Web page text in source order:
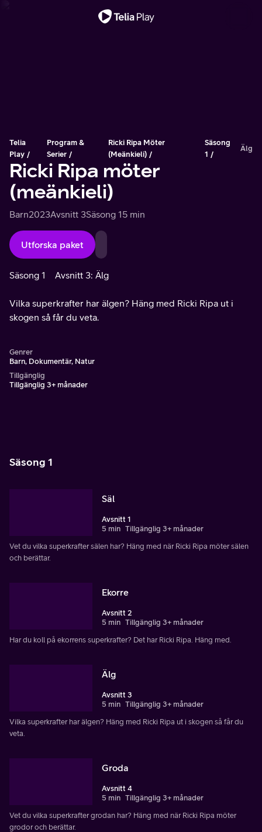
Telia
Play
Program &
Serier
Ricki Ripa Möter
(meänkieli)
Säsong
1
Älg
Ricki Ripa möter
(meänkieli)
Barn2023Avsnitt 3Säsong 15 min
Utforska paket
Säsong 1 Avsnitt 3: Älg
Vilka superkrafter har älgen? Häng med Ricki Ripa ut i
skogen så får du veta.
Genrer
Barn, Dokumentär, Natur
Tillgänglig
Tillgänglig 3+ månader
Säsong 1
Säl
Avsnitt 1
5 min Tillgänglig 3+ månader
Vet du vilka superkrafter sälen har? Häng med när Ricki Ripa möter sälen
och berättar.
Ekorre
Avsnitt 2
5 min Tillgänglig 3+ månader
Har du koll på ekorrens superkrafter? Det har Ricki Ripa. Häng med.
Älg
Avsnitt 3
5 min Tillgänglig 3+ månader
Vilka superkrafter har älgen? Häng med Ricki Ripa ut i skogen så får du
veta.
Groda
Avsnitt 4
5 min Tillgänglig 3+ månader
Vet du vilka superkrafter grodan har? Häng med när Ricki Ripa möter
grodor och berättar.